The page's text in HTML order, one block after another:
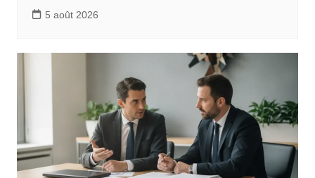
5 août 2026